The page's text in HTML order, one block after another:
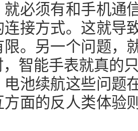
就必须有和手机通
连接方式。这就导
限。另一个问题，
智能手表就真的
电池续航这些问题
方面的反人类体验